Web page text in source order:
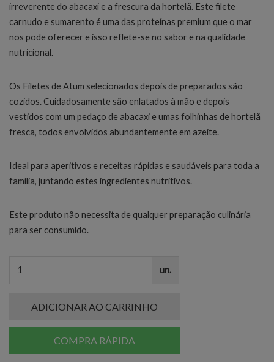
irreverente do abacaxi e a frescura da hortelã. Este filete
carnudo e sumarento é uma das proteínas premium que o mar
nos pode oferecer e isso reflete-se no sabor e na qualidade
nutricional.
Os Filetes de Atum selecionados depois de preparados são
cozidos. Cuidadosamente são enlatados à mão e depois
vestidos com um pedaço de abacaxi e umas folhinhas de hortelã
fresca, todos envolvidos abundantemente em azeite.
Ideal para aperitivos e receitas rápidas e saudáveis para toda a
família, juntando estes ingredientes nutritivos.
Este produto não necessita de qualquer preparação culinária
para ser consumido.
un.
ADICIONAR AO CARRINHO
COMPRA RÁPIDA